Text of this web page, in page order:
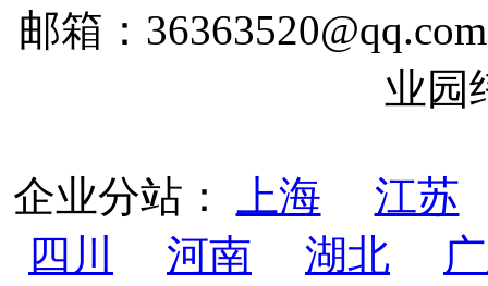
邮箱：
业园
企业分站： 上海
江苏
四川
河南 湖北